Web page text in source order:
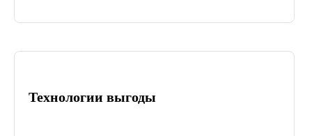
Технологии выгоды